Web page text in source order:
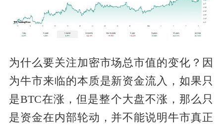
为什么要关注加密市场总市值的变化？因
为牛市来临的本质是新资金流入，如果只
是BTC在涨，但是整个大盘不涨，那么只
是资金在内部轮动，并不能说明牛市真正